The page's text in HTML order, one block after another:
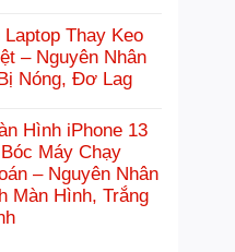
Laptop Thay Keo
– Nguyên Nhân
Nóng, Đơ Lag
Hình iPhone 13
Máy Chạy
– Nguyên Nhân
Màn Hình, Trắng